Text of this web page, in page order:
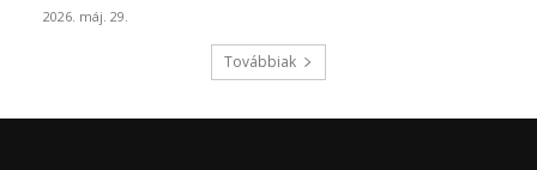
2026. máj. 29.
Továbbiak